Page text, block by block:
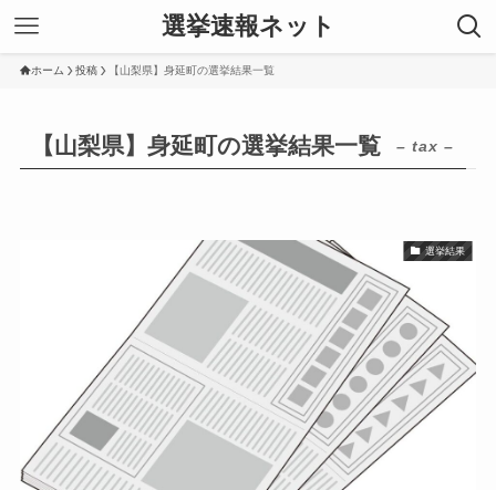
選挙速報ネット
ホーム 投稿 【山梨県】身延町の選挙結果一覧
【山梨県】身延町の選挙結果一覧 – tax –
選挙結果